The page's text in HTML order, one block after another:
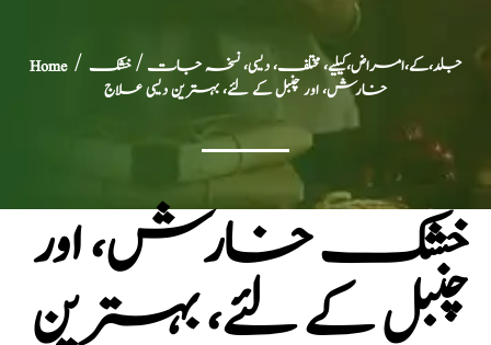
Home/ جلد،کے،امراض،کیلیے، مختلف، دیسی، نسخہ جات / خشک
خارش، اور چنبل کے لئے، بہترین دیسی علاج
خشک خارش، اور
چنبل کے لئے، بہترین